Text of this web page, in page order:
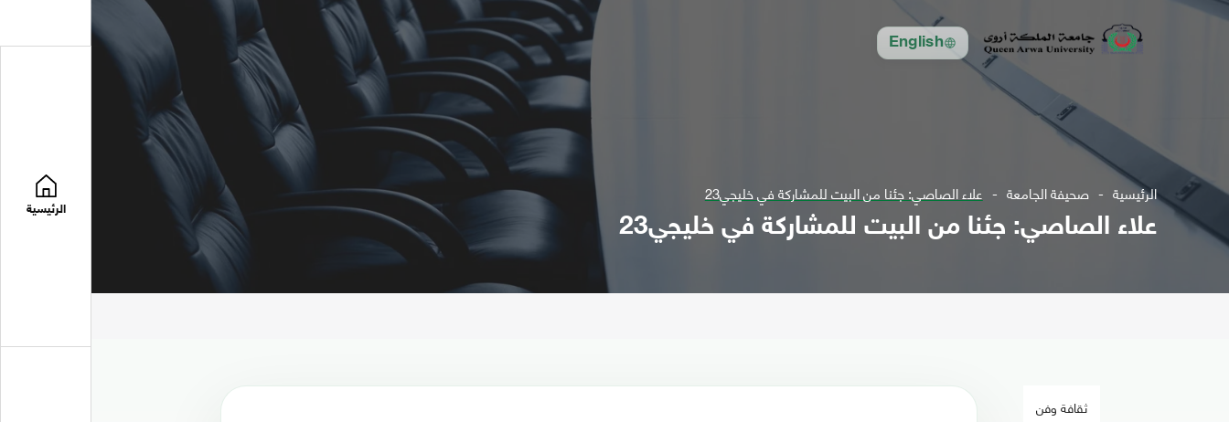
English
الرئيسية
الرئيسية صحيفة الجامعة علاء الصاصي: جئنا من البيت للمشاركة في خليجي23
علاء الصاصي: جئنا من البيت للمشاركة في خليجي23
ثقافة وفن